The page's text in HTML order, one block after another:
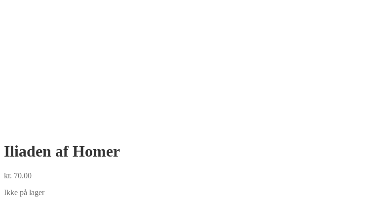
Iliaden af Homer
kr. 70.00
Ikke på lager